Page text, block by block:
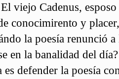
viejo Cadenus, esposo
conocimirento y
la poesía renunció
en la banalidad del
es defender la poesía